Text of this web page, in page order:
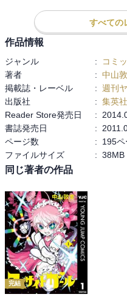
すべての
作品情報
ジャンル : コミ
著者
: 中山
掲載誌・レーベル
: 週刊
出版社
: 集英社
Reader Store発売日
:
書誌発売日
:
ページ数
:
195ペ
ファイルサイズ
: 38MB
同じ著者の作品
完結